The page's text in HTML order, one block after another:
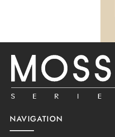
NAVIGATION